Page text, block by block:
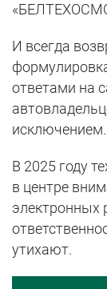
И всегда
ответами на
исключением.
В 2025 году
в центре
электронных
утихают.